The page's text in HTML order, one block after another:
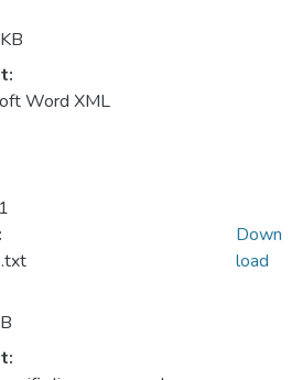
Word XML
Down
load